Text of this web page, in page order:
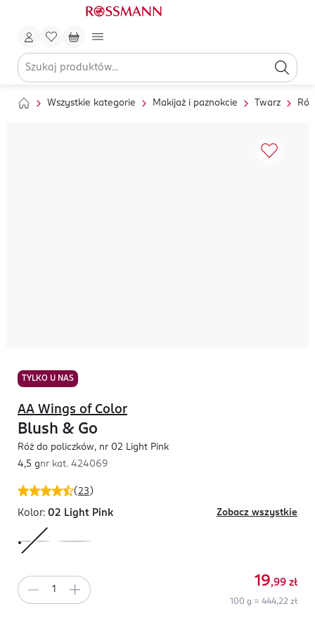
Wszystkie kategorie Makijaż i paznokcie Twarz
TYLKO U NAS
(23 )
AA Wings of Color
Blush & Go
Róż do policzków, nr 02 Light Pink
4,5 gnr kat. 424069
Kolor: 02 Light Pink Zobacz wszystkie
19,99 zł
100 g = 444,22 zł